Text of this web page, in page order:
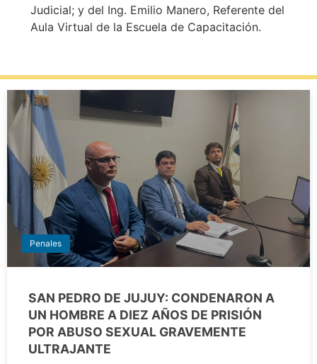
Judicial; y del Ing. Emilio Manero, Referente del
Aula Virtual de la Escuela de Capacitación.
Penales
SAN PEDRO DE JUJUY: CONDENARON A
UN HOMBRE A DIEZ AÑOS DE PRISIÓN
POR ABUSO SEXUAL GRAVEMENTE
ULTRAJANTE